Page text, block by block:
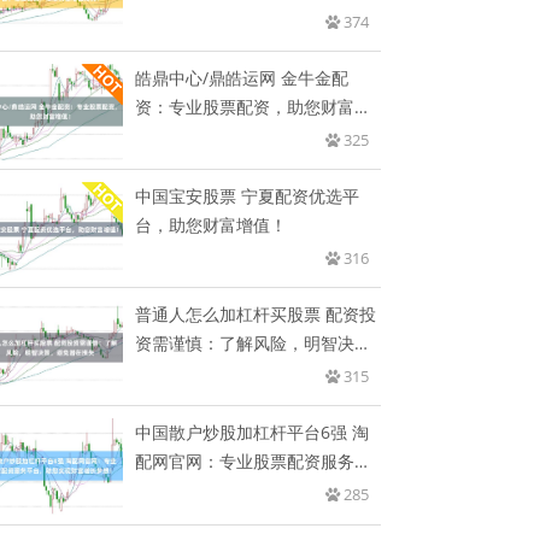
374
皓鼎中心/鼎皓运网 金牛金配
资：专业股票配资，助您财富增
325
中国宝安股票 宁夏配资优选平
台，助您财富增值！
316
普通人怎么加杠杆买股票 配资投
资需谨慎：了解风险，明智决
315
中国散户炒股加杠杆平台6强 淘
配网官网：专业股票配资服务平
285